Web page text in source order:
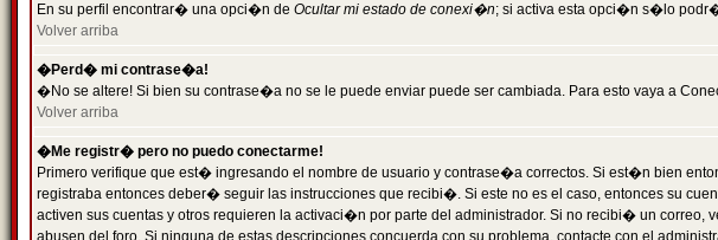
En su perfil encontrar� una opci�n de Ocultar mi estado de conexi�n; si activa esta opci�n s�lo
Volver arriba
�Perd� mi contrase�a!
�No se altere! Si bien su contrase�a no se le puede enviar puede ser cambiada. Para esto vaya a
Volver arriba
�Me registr� pero no puedo conectarme!
Primero verifique que est� ingresando el nombre de usuario y contrase�a correctos. Si est�n bien
registraba entonces deber� seguir las instrucciones que recibi�. Si este no es el caso, entonces su
activen sus cuentas y otros requieren la activaci�n por parte del administrador. Si no recibi� un
abusen del foro. Si ninguna de estas descripciones concuerda con su problema, contacte con el